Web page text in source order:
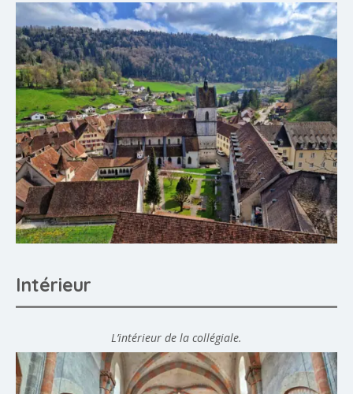
Intérieur
L’intérieur de la collégiale.